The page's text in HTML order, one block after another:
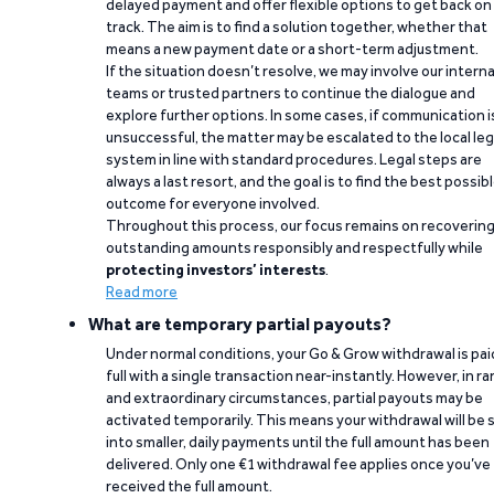
delayed payment and offer flexible options to get back on
track. The aim is to find a solution together, whether that
means a new payment date or a short-term adjustment.
If the situation doesn’t resolve, we may involve our
teams or trusted partners to continue the dialogue and
explore further options. In some cases, if communication
unsuccessful, the matter may be escalated to the local
system in line with standard procedures. Legal steps are
always a last resort, and the goal is to find the best
outcome for everyone involved.
Throughout this process, our focus remains on recovering
outstanding amounts responsibly and respectfully while
protecting investors’ interests.
Read more
What are temporary partial payouts?
Under normal conditions, your Go & Grow withdrawal is
full with a single transaction near-instantly. However, in
and extraordinary circumstances, partial payouts may be
activated temporarily. This means your withdrawal will be
into smaller, daily payments until the full amount has been
delivered. Only one €1 withdrawal fee applies once you’ve
received the full amount.